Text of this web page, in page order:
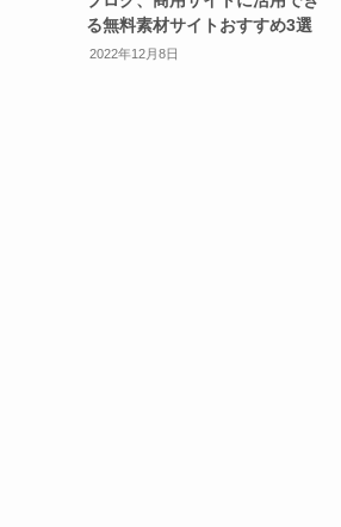
る無料素材サイトおすすめ3選
2022年12月8日